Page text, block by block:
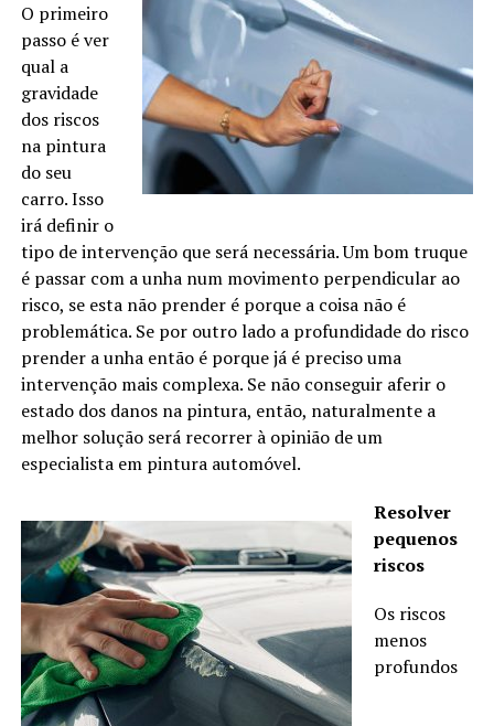
O primeiro
passo é ver
qual a
gravidade
dos riscos
na pintura
do seu
carro. Isso
irá definir o
tipo de intervenção que será necessária. Um bom truque
é passar com a unha num movimento perpendicular ao
risco, se esta não prender é porque a coisa não é
problemática. Se por outro lado a profundidade do risco
prender a unha então é porque já é preciso uma
intervenção mais complexa. Se não conseguir aferir o
estado dos danos na pintura, então, naturalmente a
melhor solução será recorrer à opinião de um
especialista em pintura automóvel.
Resolver
pequenos
riscos
Os riscos
menos
profundos